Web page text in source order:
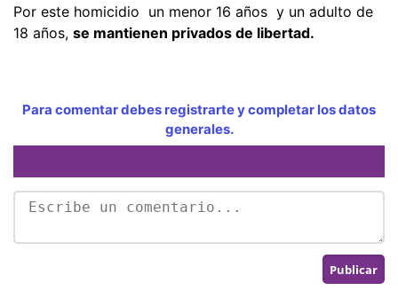
Por este homicidio un menor 16 años y un adulto de
18 años, se mantienen privados de libertad.
Para comentar debes registrarte y completar los datos
generales.